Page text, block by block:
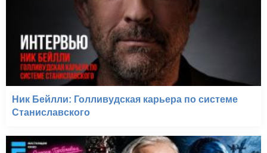
Ник Бейлли: Голливудская карьера по системе
Станиславского